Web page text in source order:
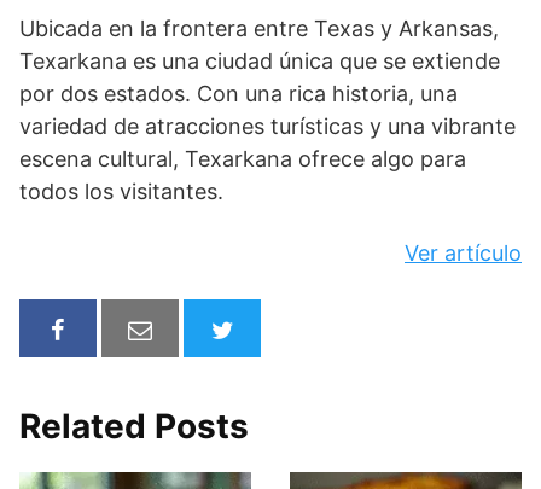
Ubicada en la frontera entre Texas y Arkansas,
Texarkana es una ciudad única que se extiende
por dos estados. Con una rica historia, una
variedad de atracciones turísticas y una vibrante
escena cultural, Texarkana ofrece algo para
todos los visitantes.
Ver artículo
Related Posts